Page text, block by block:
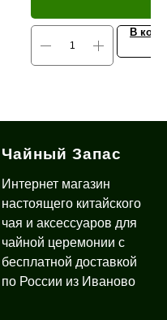
В
Чайный Запас
Интернет магазин
настоящего китайского
чая и аксессуаров для
чайной церемонии с
бесплатной доставкой
по России из Иваново